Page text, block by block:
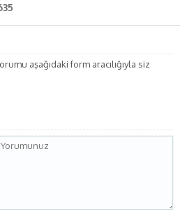
aşağıdaki form aracılığıyla siz